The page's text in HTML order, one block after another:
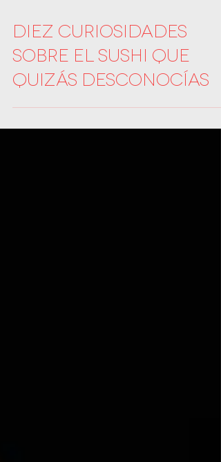
Diez curiosidades
sobre el sushi que
quizás desconocías